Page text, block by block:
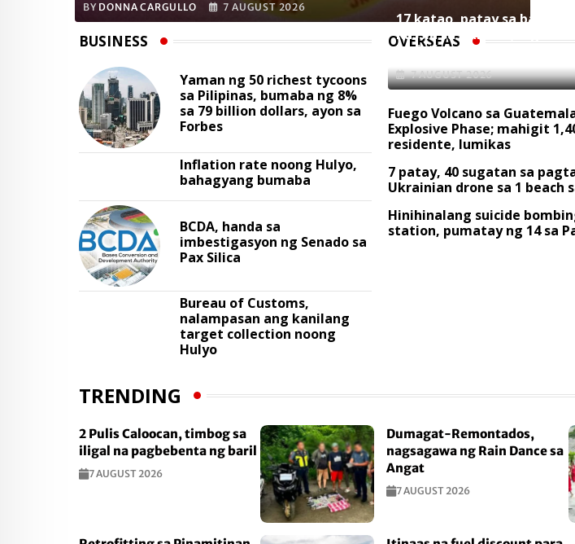
BY DONNA CARGULLO 7 AUGUST 2026
BUSINESS
Yaman ng 50 richest tycoons
sa Pilipinas, bumaba ng 8%
sa 79 billion dollars, ayon sa
Forbes
Inflation rate noong Hulyo,
bahagyang bumaba
BCDA, handa sa
imbestigasyon ng Senado sa
Pax Silica
Bureau of Customs,
nalampasan ang kanilang
target collection noong
Hulyo
OVERSEAS
17 katao, patay sa ballistic
Russia sa Ukraine; mga
logistics, nawasak
7 AUGUST 2026
Fuego Volcano sa
Explosive Phase; mahigit
residente, lumikas
7 patay, 40 sugatan sa
Ukrainian drone sa 1 beach
Hinihinalang suicide
station, pumatay ng 14 sa
TRENDING
2 Pulis Caloocan, timbog sa
iligal na pagbebenta ng baril
7 AUGUST 2026
Dumagat-Remontados,
nagsagawa ng Rain Dance sa
Angat
7 AUGUST 2026